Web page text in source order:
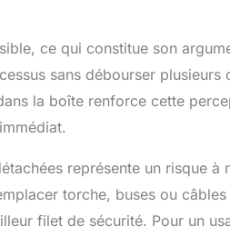
ce qui constitue son
sans débourser plusieurs
la boîte renforce cette
représente un risque à
torche, buses ou câbles
filet de sécurité. Pour un